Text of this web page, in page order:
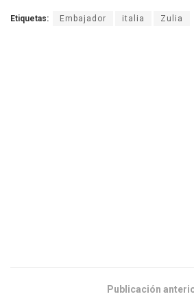
Etiquetas: Embajador italia Zulia
Publicación